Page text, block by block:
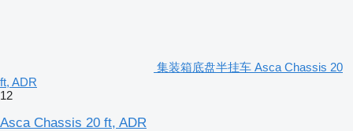
集装箱底盘半挂车 Asca Chassis 20
ft, ADR
12
Asca Chassis 20 ft, ADR